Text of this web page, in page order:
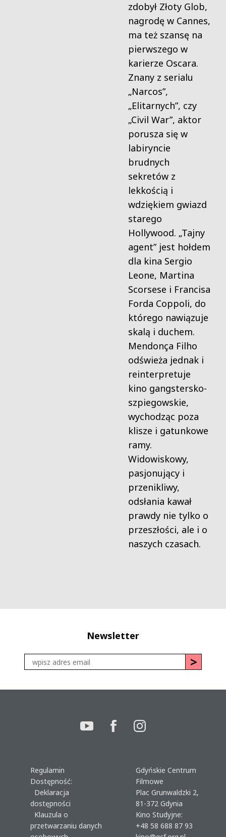
zdobył Złoty Glob,
nagrodę w Cannes,
ma też szansę na
pierwszego w
karierze Oscara.
Znany z serialu
„Narcos”,
„Elitarnych”, czy
„Civil War”, aktor
porusza się w
labiryncie
brudnych
sekretów z
lekkością i
wdziękiem gwiazd
starego
Hollywood. „Tajny
agent” jest hołdem
dla kina Sergio
Leone, Martina
Scorsese i Francisa
Forda Coppoli, do
którego nawiązuje
skalą i duchem.
Mendonça Filho
odświeża jednak i
reinterpretuje
kino gangstersko-
szpiegowskie,
wychodząc poza
klisze i gatunkowe
ramy.
Widowiskowy,
pasjonujący i
przenikliwy,
odsłania kawał
prawdy nie tylko o
przeszłości, ale i o
naszych czasach.
Newsletter
Regulamin
Dostępność:
Deklaracja
dostępności
Klauzula o
przetwarzaniu danych
Gdyńskie Centrum
Filmowe
Plac Grunwaldzki 2,
81-372 Gdynia
Kino Studyjne:
+48 58 688 87 93